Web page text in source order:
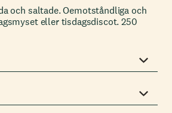
och saltade. Oemotståndliga och
eller tisdagsdiscot. 250